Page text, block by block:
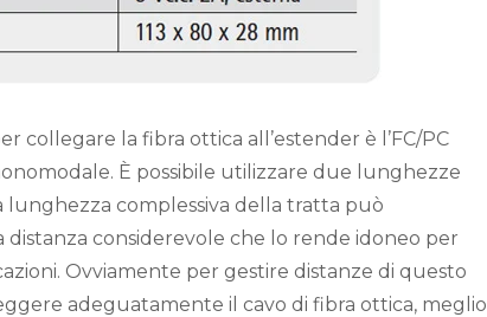
collegare la fibra ottica all’estender è l’FC/PC
È possibile utilizzare due lunghezze
lunghezza complessiva della tratta può
considerevole che lo rende idoneo per
Ovviamente per gestire distanze di questo
adeguatamente il cavo di fibra ottica, meglio